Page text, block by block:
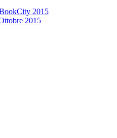
2015
2015